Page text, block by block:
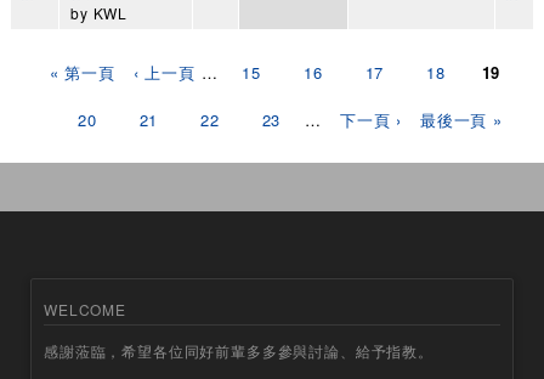
by KWL
« 第一頁 ‹ 上一頁 … 15 16 17 18 19
20 21 22 23 … 下一頁 › 最後一頁 »
WELCOME
感謝蒞臨，希望各位同好前輩多多參與討論、給予指教。